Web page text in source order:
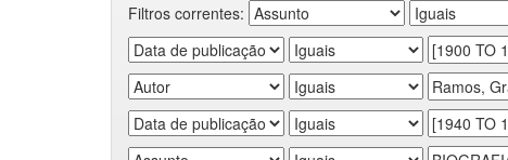
Filtros correntes: